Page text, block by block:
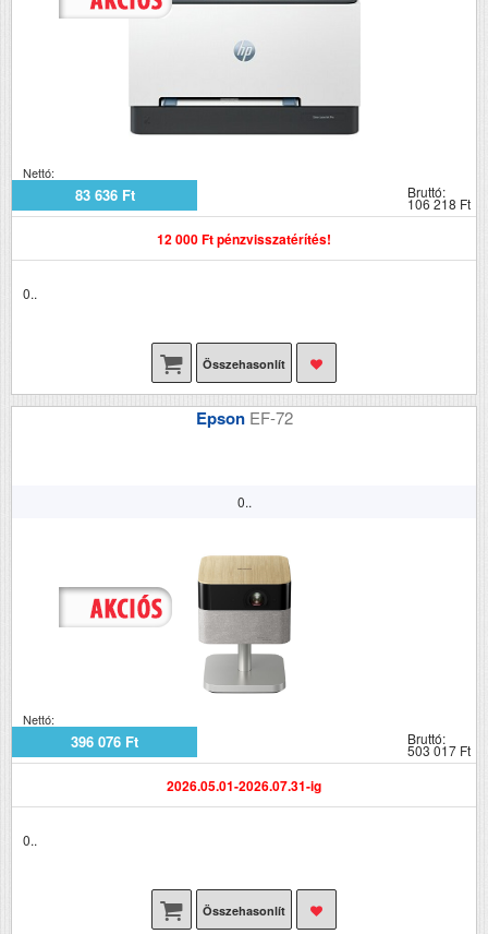
Nettó:
83 636 Ft Bruttó:
106 218 Ft
12 000 Ft pénzvisszatérítés!
0..
Összehasonlít
Epson EF-72
0..
Nettó:
396 076 Ft Bruttó:
503 017 Ft
2026.05.01-2026.07.31-ig
0..
Összehasonlít